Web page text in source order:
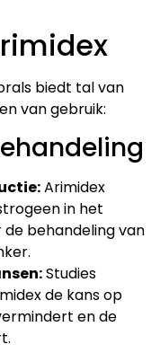
biedt tal van
van gebruik:
Arimidex
in het
behandeling van
Studies
de kans op
en de